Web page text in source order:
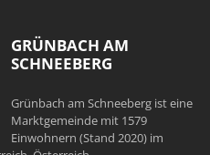
GRÜNBACH AM
SCHNEEBERG
Grünbach am Schneeberg ist eine
Marktgemeinde mit 1579
Einwohnern (Stand 2020) im